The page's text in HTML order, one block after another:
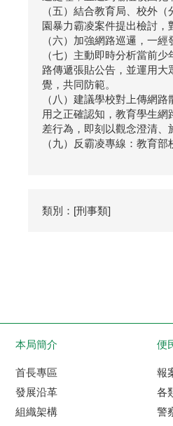
（五）結合教育局、校外
園暴力霸凌案件提出檢討，
（六）加強網路巡邏，一
（七）主動即時分析當前
路傳遞張貼公告，並運用
覺，共同防範。
（八）建議學校對上傳網
用之正確認知，教育學生
差行為，即刻以觀念澄清、
（九）反霸凌專線：教育
類別：[刑事類]
本局簡介
首長專區
發展沿革
組織架構
便
報
各
警